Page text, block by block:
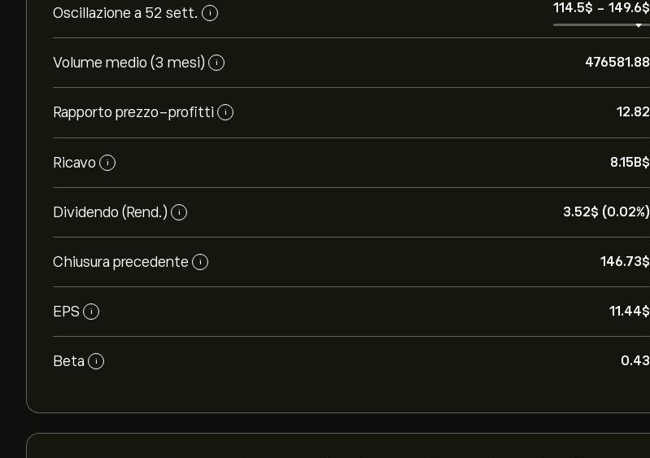
Oscillazione a 52 sett. i 114.5‎$‎ - 149.6‎$‎
Volume medio (3 mesi) i 476581.88
Rapporto prezzo-profitti i 12.82
Ricavo i 8.15B‎$‎
Dividendo (Rend.) i 3.52‎$‎ (0.02%)
Chiusura precedente i 146.73‎$‎
EPS i 11.44‎$‎
Beta i 0.43